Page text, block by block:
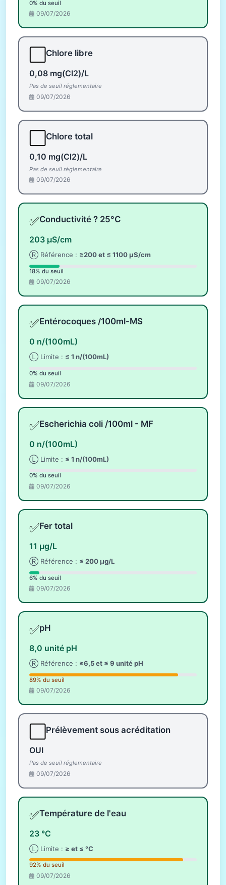
0% du seuil
09/07/2026
Chlore libre
0,08 mg(Cl2)/L
Pas de seuil réglementaire
09/07/2026
Chlore total
0,10 mg(Cl2)/L
Pas de seuil réglementaire
09/07/2026
✅Conductivité ? 25°C
203 µS/cm
Ⓡ Référence : ≥200 et ≤ 1100 µS/cm
18% du seuil
09/07/2026
✅Entérocoques /100ml-MS
0 n/(100mL)
Ⓛ Limite : ≤ 1 n/(100mL)
0% du seuil
09/07/2026
✅Escherichia coli /100ml - MF
0 n/(100mL)
Ⓛ Limite : ≤ 1 n/(100mL)
0% du seuil
09/07/2026
✅Fer total
11 µg/L
Ⓡ Référence : ≤ 200 µg/L
6% du seuil
09/07/2026
✅pH
8,0 unité pH
Ⓡ Référence : ≥6,5 et ≤ 9 unité pH
89% du seuil
09/07/2026
Prélèvement sous acréditation
OUI
Pas de seuil réglementaire
09/07/2026
✅Température de l'eau
23 °C
Ⓛ Limite : ≥ et ≤ °C
92% du seuil
09/07/2026